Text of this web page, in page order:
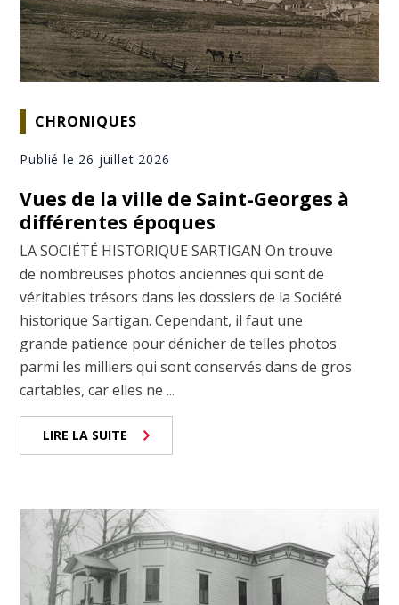
CHRONIQUES
Publié le 26 juillet 2026
Vues de la ville de Saint-Georges à
différentes époques
LA SOCIÉTÉ HISTORIQUE SARTIGAN On trouve
de nombreuses photos anciennes qui sont de
véritables trésors dans les dossiers de la Société
historique Sartigan. Cependant, il faut une
grande patience pour dénicher de telles photos
parmi les milliers qui sont conservés dans de gros
cartables, car elles ne ...
LIRE LA SUITE